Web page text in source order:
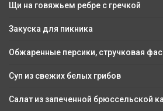
Щи на говяжьем ребре с гречкой
Закуска для пикника
Обжаренные персики, стручковая
Суп из свежих белых грибов
Салат из запеченной брюссельской